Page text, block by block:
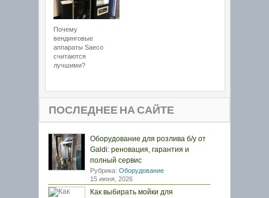
Почему
вендинговые
аппараты Saeco
считаются
лучшими?
ПОСЛЕДНЕЕ НА САЙТЕ
Оборудование для розлива б/у от
Galdi: реновация, гарантия и
полный сервис
Рубрика: Оборудование
15 июня, 2026
Как выбирать мойки для